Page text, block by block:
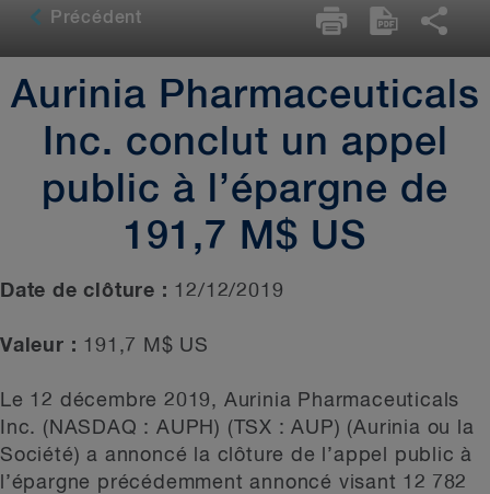
Précédent
Aurinia Pharmaceuticals
Inc. conclut un appel
public à l’épargne de
191,7 M$ US
Date de clôture : 12/12/2019
Valeur : 191,7 M$ US
Le 12 décembre 2019, Aurinia Pharmaceuticals
Inc. (NASDAQ : AUPH) (TSX : AUP) (Aurinia ou la
Société) a annoncé la clôture de l’appel public à
l’épargne précédemment annoncé visant 12 782